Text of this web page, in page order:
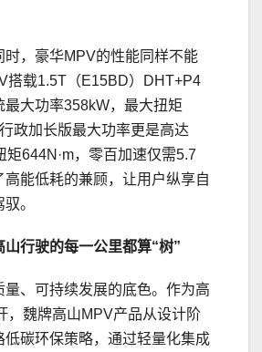
时，豪华MPV的性能同样不能
搭载1.5T（E15BD）DHT+P4
最大功率358kW，最大扭矩
政加长版最大功率更是高达
矩644N·m，零百加速仅需5.7
高能低耗的兼顾，让用户纵享自
。
山行驶的每一公里都算“树”
量、可持续发展的底色。作为高
，魏牌高山MPV产品从设计阶
低碳环保策略，通过轻量化集成